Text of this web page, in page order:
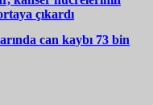
çıkardı
can kaybı 73 bin